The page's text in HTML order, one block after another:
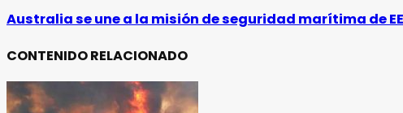
Australia se une a la misión de seguridad marítima de
CONTENIDO RELACIONADO